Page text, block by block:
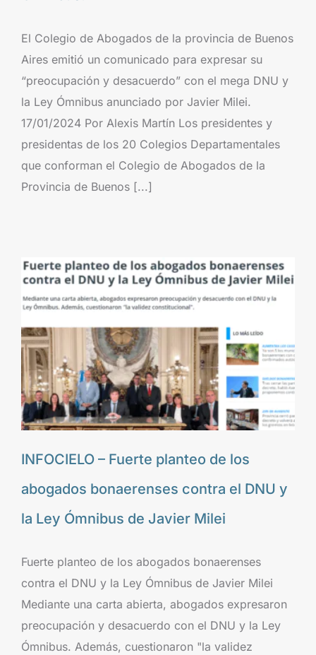
El Colegio de Abogados de la provincia de Buenos
Aires emitió un comunicado para expresar su
“preocupación y desacuerdo” con el mega DNU y
la Ley Ómnibus anunciado por Javier Milei.
17/01/2024 Por Alexis Martín Los presidentes y
presidentas de los 20 Colegios Departamentales
que conforman el Colegio de Abogados de la
Provincia de Buenos [...]
INFOCIELO – Fuerte planteo de los
abogados bonaerenses contra el DNU y
la Ley Ómnibus de Javier Milei
Fuerte planteo de los abogados bonaerenses
contra el DNU y la Ley Ómnibus de Javier Milei
Mediante una carta abierta, abogados expresaron
preocupación y desacuerdo con el DNU y la Ley
Ómnibus. Además, cuestionaron "la validez